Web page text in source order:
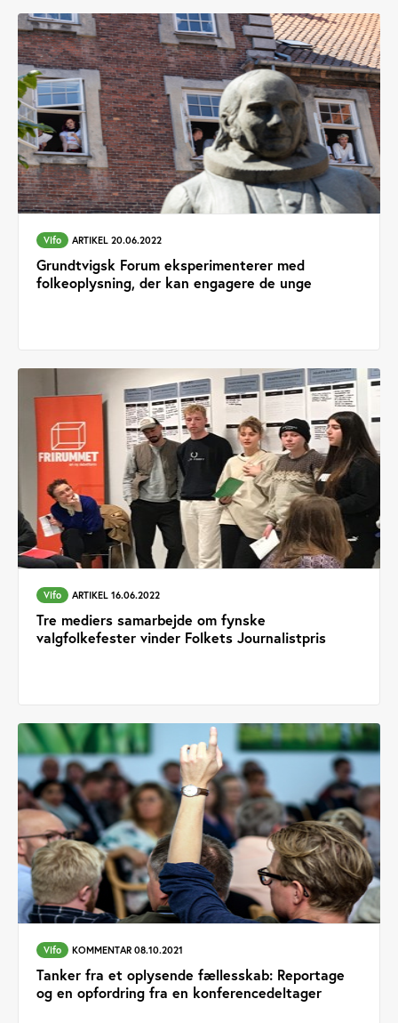
Vifo ARTIKEL 20.06.2022
Grundtvigsk Forum eksperimenterer med
folkeoplysning, der kan engagere de unge
Vifo ARTIKEL 16.06.2022
Tre mediers samarbejde om fynske
valgfolkefester vinder Folkets Journalistpris
Vifo KOMMENTAR 08.10.2021
Tanker fra et oplysende fællesskab: Reportage
og en opfordring fra en konferencedeltager